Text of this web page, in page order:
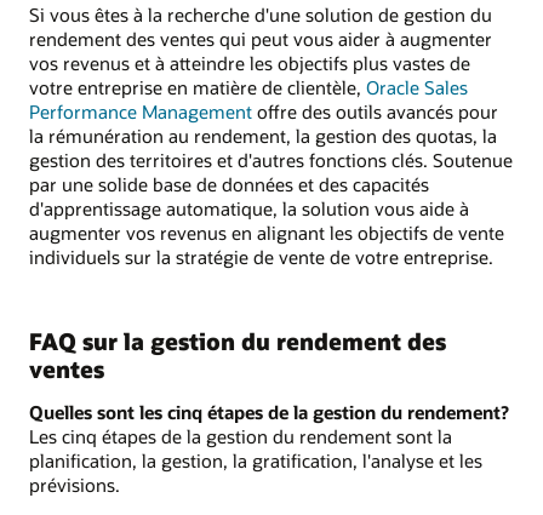
Si vous êtes à la recherche d'une solution de gestion du
rendement des ventes qui peut vous aider à augmenter
vos revenus et à atteindre les objectifs plus vastes de
votre entreprise en matière de clientèle, Oracle Sales
Performance Management offre des outils avancés pour
la rémunération au rendement, la gestion des quotas, la
gestion des territoires et d'autres fonctions clés. Soutenue
par une solide base de données et des capacités
d'apprentissage automatique, la solution vous aide à
augmenter vos revenus en alignant les objectifs de vente
individuels sur la stratégie de vente de votre entreprise.
FAQ sur la gestion du rendement des
ventes
Quelles sont les cinq étapes de la gestion du rendement?
Les cinq étapes de la gestion du rendement sont la
planification, la gestion, la gratification, l'analyse et les
prévisions.